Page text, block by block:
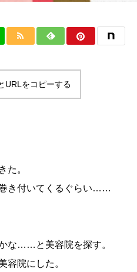
URLをコピーする
た。
き付いてくるぐらい……
な……と美容院を探す。
容院にした。